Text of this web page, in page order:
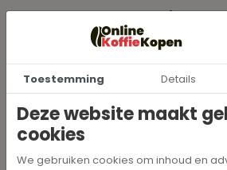
Bezoek onze winkel
Onze gezellige showroom bevindt zich
kijkje, ruik en proef! Van dinsdag tot en
van 10:00 uur tot 16:00 uur. Maandag zijn
gesloten en heten wij u graag welkom
snel!
Toestemming Details
Deze website maakt
cookies
We gebruiken cookies om inhoud en